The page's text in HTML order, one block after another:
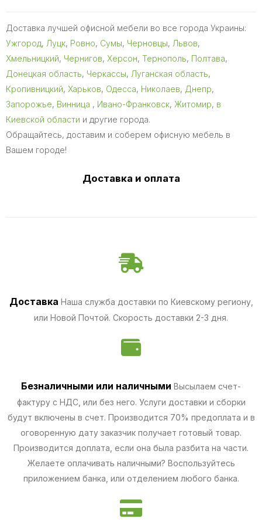
Доставка лучшей офисной мебели во все города Украины:
Ужгород, Луцк, Ровно, Сумы, Черновцы, Львов,
Хмельницкий, Чернигов, Херсон, Тернополь, Полтава,
Донецкая область, Черкассы, Луганская область,
Кропивницкий, Харьков, Одесса, Николаев, Днепр,
Запорожье, Винница , Ивано-Франковск, Житомир, в
Киевской области и другие города.
Обращайтесь, доставим и соберем офисную мебель в
Вашем городе!
Доставка и оплата
Доставка Наша служба доставки по Киевскому региону,
или Новой Почтой. Скорость доставки 2-3 дня.
Безналичными или наличными Высылаем счет-
фактуру с НДС, или без него. Услуги доставки и сборки
будут включены в счет. Производится 70% предоплата и в
оговоренную дату заказчик получает готовый товар.
Производится доплата, если она была разбита на части.
Желаете оплачивать наличными? Воспользуйтесь
приложением банка, или отделением любого банка.